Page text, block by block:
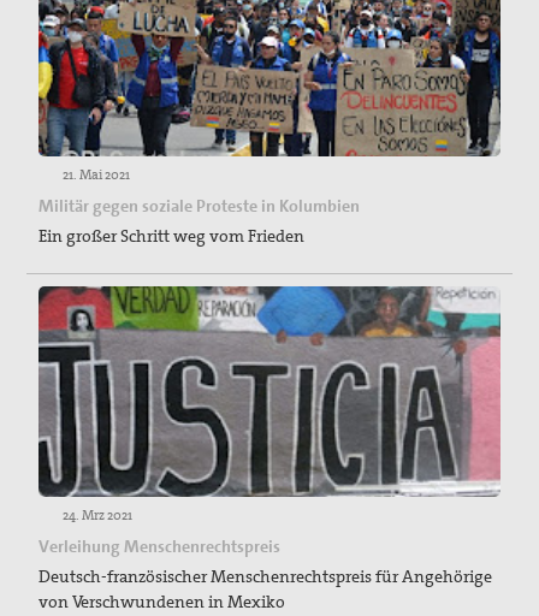
21. Mai 2021
Militär gegen soziale Proteste in Kolumbien
Ein großer Schritt weg vom Frieden
24. Mrz 2021
Verleihung Menschenrechtspreis
Deutsch-französischer Menschenrechtspreis für Angehörige
von Verschwundenen in Mexiko